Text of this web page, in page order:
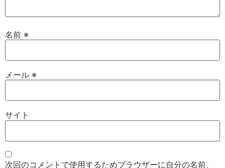
名前 ※
メール ※
サイト
次回のコメントで使用するためブラウザーに自分の名前、